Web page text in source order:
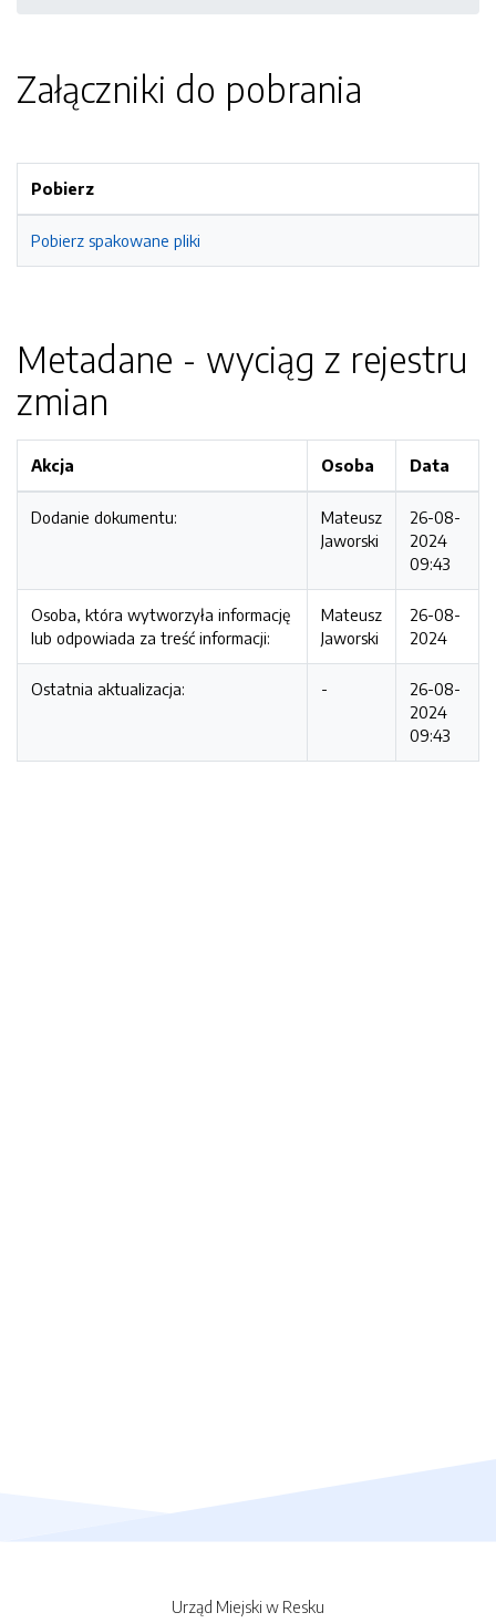
Załączniki do pobrania
Pobierz
Pobierz spakowane pliki
Metadane - wyciąg z rejestru
zmian
Akcja Osoba Data
Dodanie dokumentu:
Mateusz
Jaworski
26-08-
2024
09:43
Osoba, która wytworzyła informację
lub odpowiada za treść informacji:
Mateusz
Jaworski
26-08-
2024
Ostatnia aktualizacja: -
26-08-
2024
09:43
Urząd Miejski w Resku